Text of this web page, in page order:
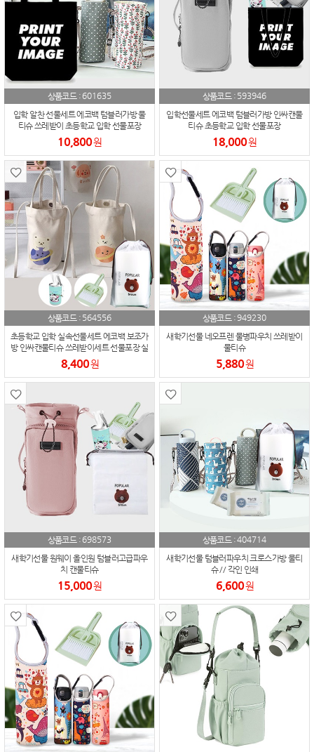
상품코드 : 601635
입학 알찬 선물세트 에코백 텀블러가방 물
티슈 쓰레받이 초등학교 입학 선물포장
10,800원
상품코드 : 593946
입학선물세트 에코백 텀블러가방 인싸캔물
티슈 초등학교 입학 선물포장
18,000원
상품코드 : 564556
초등학교 입학 실속선물세트 에코백 보조가
방 인싸캔물티슈 쓰레받이세트 선물포장 실
속세트
8,400원
상품코드 :949230
새학기선물 네오프렌 물병파우치 쓰레받이
물티슈
5,880원
상품코드 : 698573
새학기선물 원웨이 올인원 텀블러고급파우
치 캔물티슈
15,000원
상품코드 :404714
새학기선물 텀블러파우치 크로스가방 물티
슈 // 각인 인쇄
6,600원